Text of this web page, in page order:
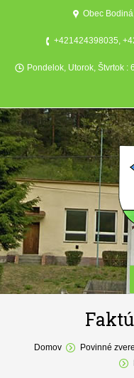
Obec
+421424398035,
Pondelok, Utorok, Štvrtok :
Aktuality
O obci
You are here:
Domov Povinné